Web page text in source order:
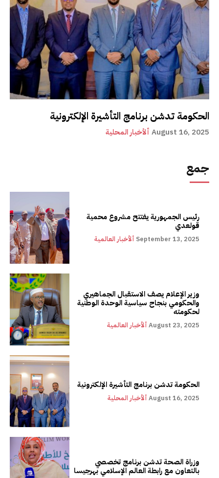
الحكومة تدشن برنامج التأشيرة الإلكترونية
ألأخبار المحلية August 16, 2025
جمع
رئيس الجمهورية يفتتح مشروع محمية
قولعدي
ألأخبار العالمية September 13, 2025
وزير الإعلام يصف الاستقبال الجماهيري
والحكومي بنجاح سياسية الوحدة الوطنية
لحكومته
ألأخبار العالمية August 23, 2025
الحكومة تدشن برنامج التأشيرة الإلكترونية
ألأخبار المحلية August 16, 2025
وزراة الصحة تدشن برنامج تخصصي
بالتعاون مع رابطة العالم الإسلامي بهرجيسا